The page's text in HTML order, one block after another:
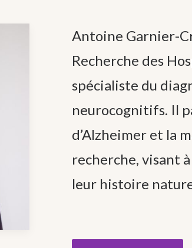
Antoine Garnier-
Recherche des
spécialiste du
neurocognitifs. Il
d’Alzheimer et la
recherche, visant
leur histoire